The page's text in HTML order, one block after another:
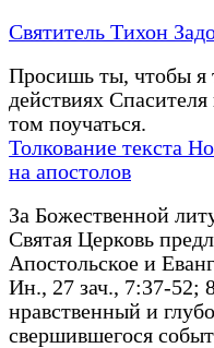
Святитель Тихон
Просишь ты, чтобы я
действиях
том поучаться.
Толкование текста
на апостолов
За Божественной
Святая Церковь
Апостольское и
Ин., 27 зач., 7:37-52;
нравственный и
свершившегося